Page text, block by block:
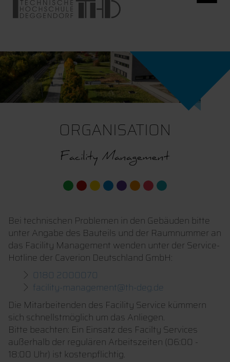
ORGANISATION
Facility Management
Bei technischen Problemen in den Gebäuden bitte
unter Angabe des Bauteils und der Raumnummer an
das Facility Management wenden unter der Service-
Hotline der Caverion Deutschland GmbH:
0180 2000070
facility-management@th-deg.de
Die Mitarbeitenden des Facility Service kümmern
sich schnellstmöglich um das Anliegen.
Bitte beachten: Ein Einsatz des Facilty Services
außerhalb der regulären Arbeitszeiten (06:00 -
18:00 Uhr) ist kostenpflichtig.